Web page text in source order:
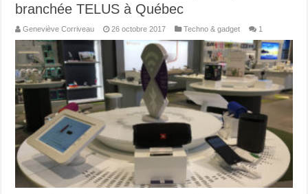
branchée TELUS à Québec
Geneviève Corriveau 26 octobre 2017 Techno & gadget 1